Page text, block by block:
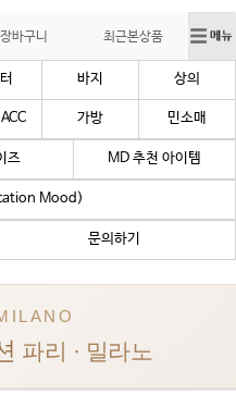
장바구니 최근본상품
바지 상의
가방 민소매
즈 MD 추천 아이템
Mood)
문의하기
파리 · 밀라노